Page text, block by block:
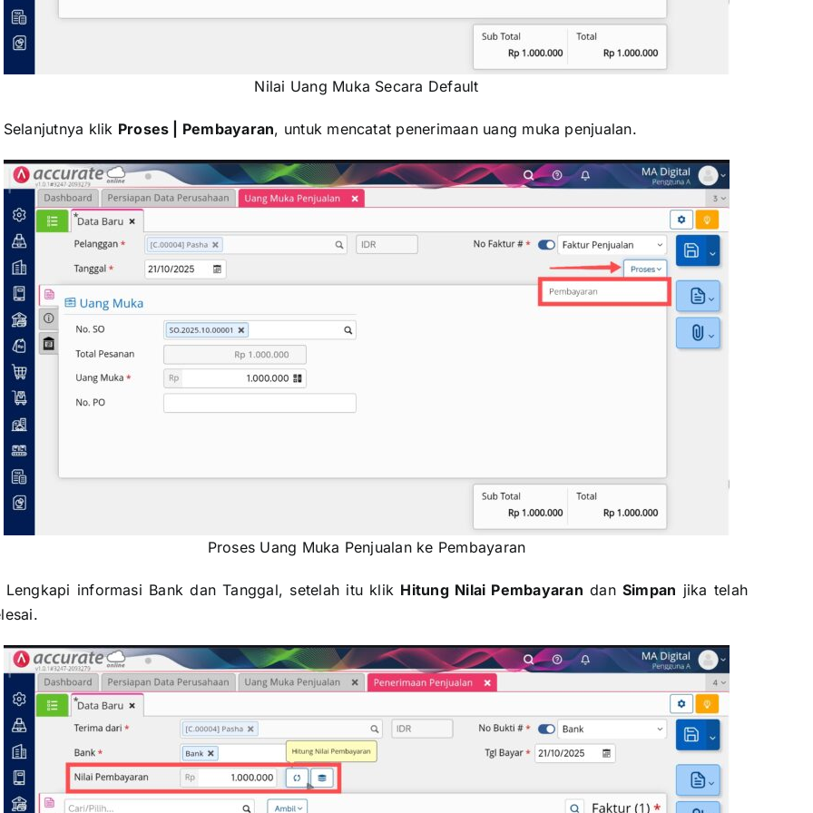
Nilai Uang Muka Secara Default
klik Proses | Pembayaran, untuk mencatat penerimaan uang muka penjualan.
Proses Uang Muka Penjualan ke Pembayaran
Lengkapi informasi Bank dan Tanggal, setelah itu klik Hitung Nilai Pembayaran dan Simpan jika telah